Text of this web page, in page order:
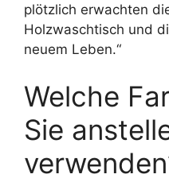
plötzlich erwachten
Holzwaschtisch und
neuem Leben.“
Welche
Sie